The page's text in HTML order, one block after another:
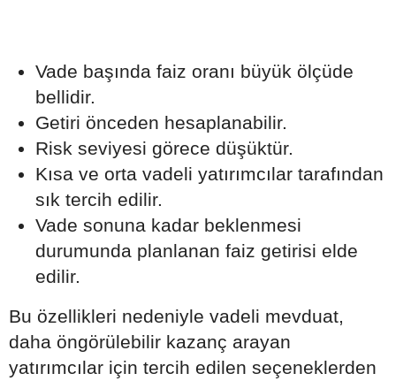
Vade başında faiz oranı büyük ölçüde
bellidir.
Getiri önceden hesaplanabilir.
Risk seviyesi görece düşüktür.
Kısa ve orta vadeli yatırımcılar tarafından
sık tercih edilir.
Vade sonuna kadar beklenmesi
durumunda planlanan faiz getirisi elde
edilir.
Bu özellikleri nedeniyle vadeli mevduat,
daha öngörülebilir kazanç arayan
yatırımcılar için tercih edilen seçeneklerden